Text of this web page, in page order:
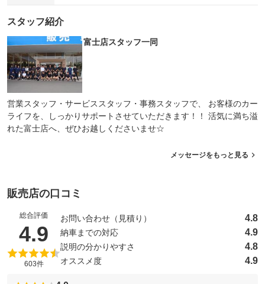
スタッフ紹介
富士店スタッフ一同
営業スタッフ・サービススタッフ・事務スタッフで、 お客様のカー
ライフを、しっかりサポートさせていただきます！！ 活気に満ち溢
れた富士店へ、ぜひお越しくださいませ☆
メッセージをもっと見る
販売店の口コミ
総合評価
4.9 （5点満点中）
603件
お問い合わせ（見積り） 4.8
納車までの対応 4.9
説明の分かりやすさ 4.8
オススメ度 4.9